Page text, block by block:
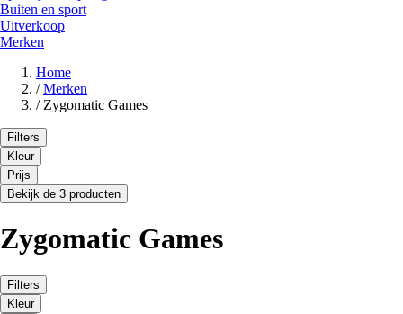
Buiten en sport
Uitverkoop
Merken
Home
/ Merken
/ Zygomatic Games
Filters
Kleur
Prijs
Bekijk de 3 producten
Zygomatic Games
Filters
Kleur